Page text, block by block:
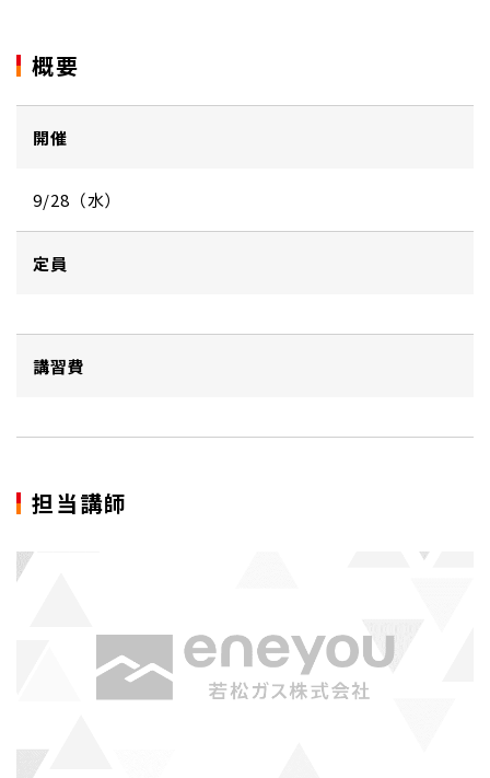
概要
開催
9/28（水）
定員
講習費
担当講師